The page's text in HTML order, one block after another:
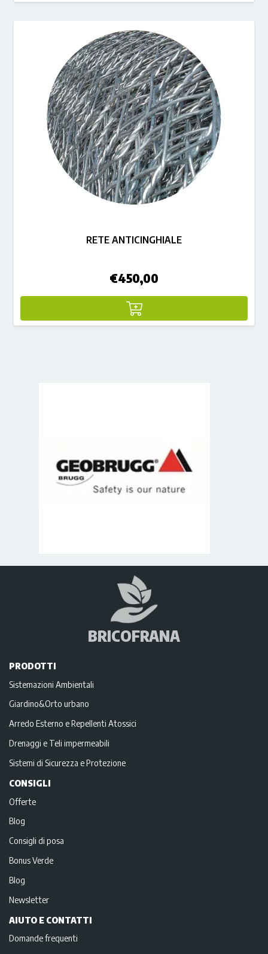
RETE ANTICINGHIALE
€450,00
BRICOFRANA
PRODOTTI
Sistemazioni Ambientali
Giardino&Orto urbano
Arredo Esterno e Repellenti Atossici
Drenaggi e Teli impermeabili
Sistemi di Sicurezza e Protezione
CONSIGLI
Offerte
Blog
Consigli di posa
Bonus Verde
Blog
Newsletter
AIUTO E CONTATTI
Domande frequenti